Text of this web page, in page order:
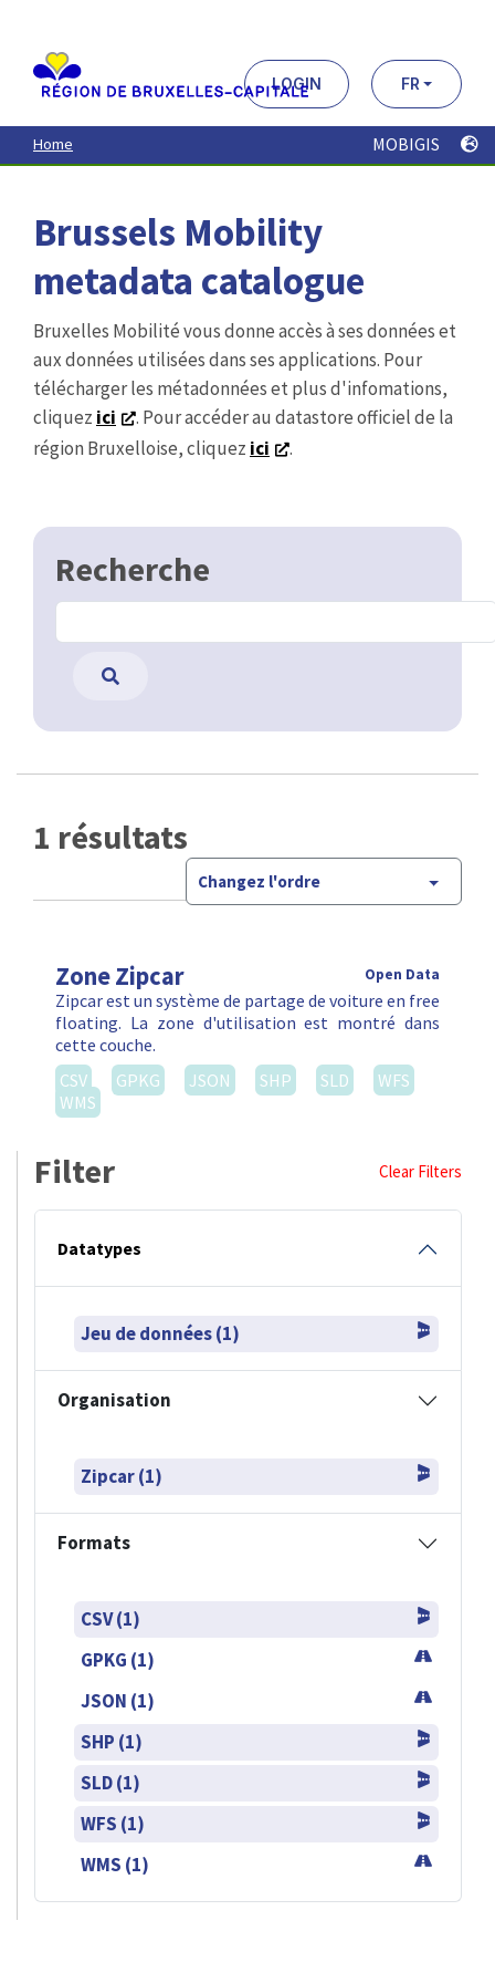
contenu
principal
LOGIN FR
Home MOBIGIS
Brussels Mobility
metadata catalogue
Bruxelles Mobilité vous donne accès à ses données et
aux données utilisées dans ses applications. Pour
télécharger les métadonnées et plus d'infomations,
cliquez ici
. Pour accéder au datastore officiel de la
région Bruxelloise, cliquez ici .
Recherche
1 résultats
Changez l'ordre
Zone Zipcar Open Data
Zipcar est un système de partage de voiture en free
floating. La zone d'utilisation est montré dans
cette couche.
CSV
GPKG JSON SHP SLD
WFS
WMS
Filter Clear Filters
Datatypes
Jeu de données (1)
Organisation
Zipcar (1)
Formats
CSV (1)
GPKG (1)
JSON (1)
SHP (1)
SLD (1)
WFS (1)
WMS (1)